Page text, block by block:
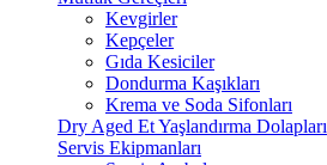
Kevgirler
Kepçeler
Gıda Kesiciler
Dondurma Kaşıkları
Krema ve Soda Sifonları
Dry Aged Et Yaşlandırma Dolapları
Servis Ekipmanları